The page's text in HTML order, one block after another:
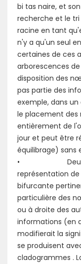
bi tas naire, et
recherche et le
racine en tant
n'y a qu'un seul
certaines de ces
arborescences
disposition des
pas partie des
exemple, dans
le placement des
entièrement de
jour et peut être
équilibrage) sans
•
représentation
bifurcante
particulière des
ou à droite des
informations (en
modifierait la
se produisent
cladogrammes .